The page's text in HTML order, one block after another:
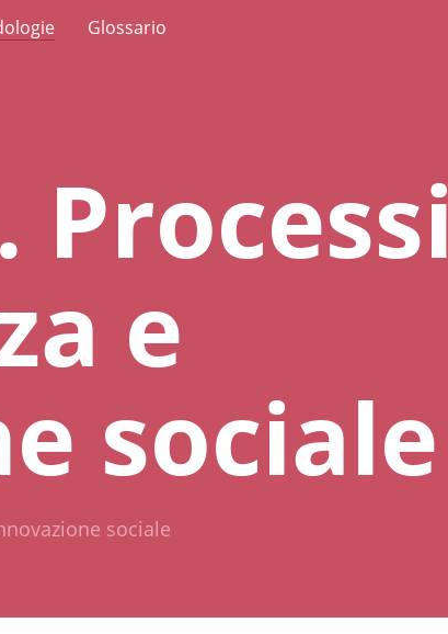
Glossario
e
sociale
sociale